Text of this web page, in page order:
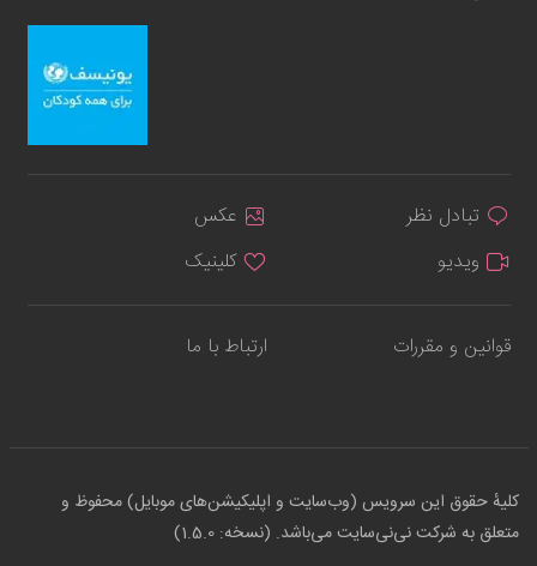
تبادل نظر
عکس
ویدیو
کلینیک
قوانین و مقررات ارتباط با ما
کلیهٔ حقوق این سرویس (وب‌سایت و اپلیکیشن‌های موبایل) محفوظ و
متعلق به شرکت نی‌نی‌سایت می‌باشد. (نسخه: 1.5.0)